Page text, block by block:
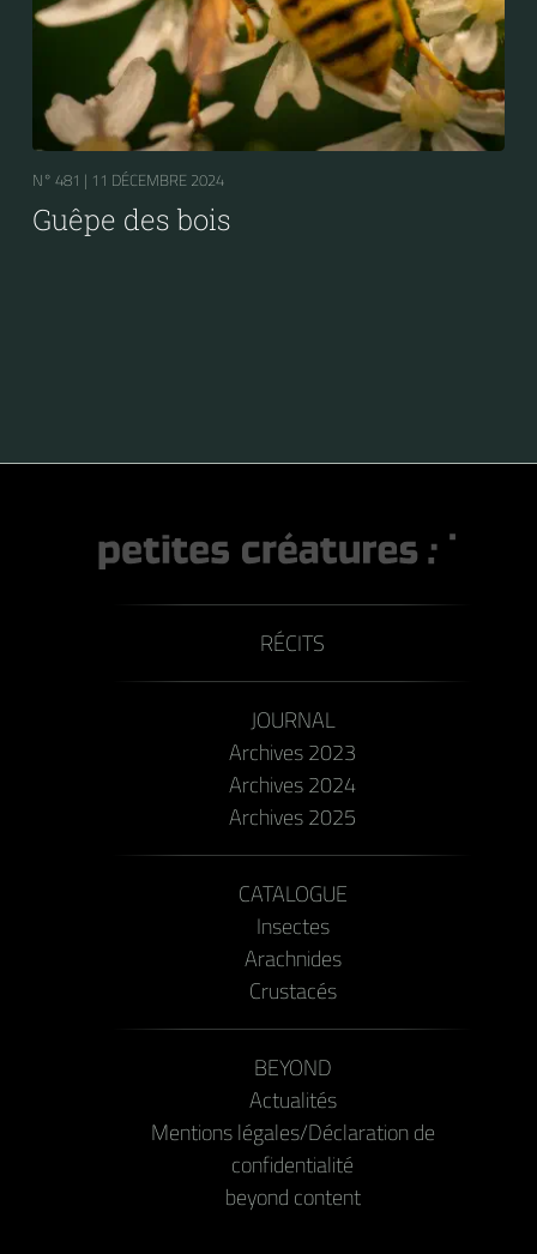
N° 481 | 11 DÉCEMBRE 2024
Guêpe des bois
RÉCITS
JOURNAL
Archives 2023
Archives 2024
Archives 2025
CATALOGUE
Insectes
Arachnides
Crustacés
BEYOND
Actualités
Mentions légales/Déclaration de
confidentialité
beyond content